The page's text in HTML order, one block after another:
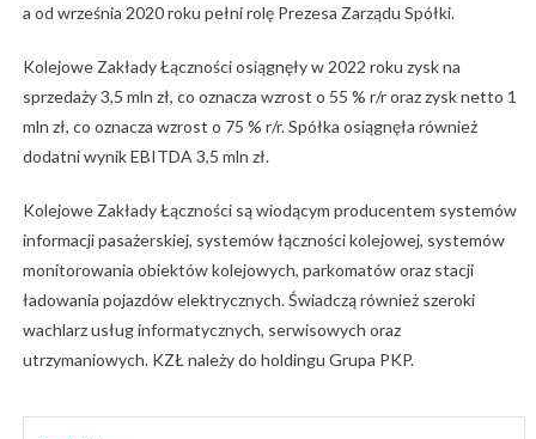
a od września 2020 roku pełni rolę Prezesa Zarządu Spółki.
Kolejowe Zakłady Łączności osiągnęły w 2022 roku zysk na
sprzedaży 3,5 mln zł, co oznacza wzrost o 55 % r/r oraz zysk netto 1
mln zł, co oznacza wzrost o 75 % r/r. Spółka osiągnęła również
dodatni wynik EBITDA 3,5 mln zł.
Kolejowe Zakłady Łączności są wiodącym producentem systemów
informacji pasażerskiej, systemów łączności kolejowej, systemów
monitorowania obiektów kolejowych, parkomatów oraz stacji
ładowania pojazdów elektrycznych. Świadczą również szeroki
wachlarz usług informatycznych, serwisowych oraz
utrzymaniowych. KZŁ należy do holdingu Grupa PKP.